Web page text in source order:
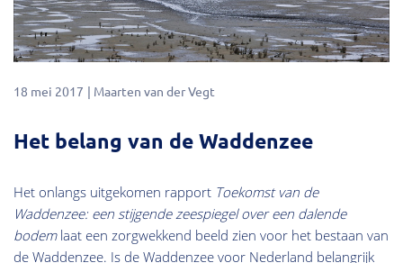
18 mei 2017 Maarten van der Vegt
Het belang van de Waddenzee
Het onlangs uitgekomen rapport Toekomst van de
Waddenzee: een stijgende zeespiegel over een dalende
bodemlaat een zorgwekkend beeld zien voor het bestaan van
de Waddenzee. Is de Waddenzee voor Nederland belangrijk